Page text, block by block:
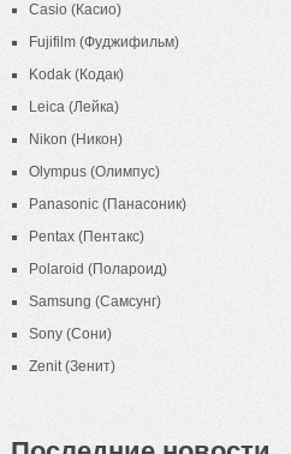
Casio (Касио)
Fujifilm (Фуджифильм)
Kodak (Кодак)
Leica (Лейка)
Nikon (Никон)
Olympus (Олимпус)
Panasonic (Панасоник)
Pentax (Пентакс)
Polaroid (Полароид)
Samsung (Самсунг)
Sony (Сони)
Zenit (Зенит)